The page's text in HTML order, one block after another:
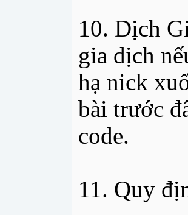
10. Dịch
gia dịch
hạ nick
bài trước
code.
11. Quy